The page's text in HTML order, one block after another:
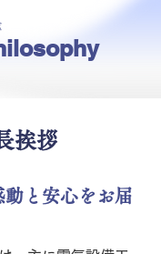
挨拶
動と安心をお届